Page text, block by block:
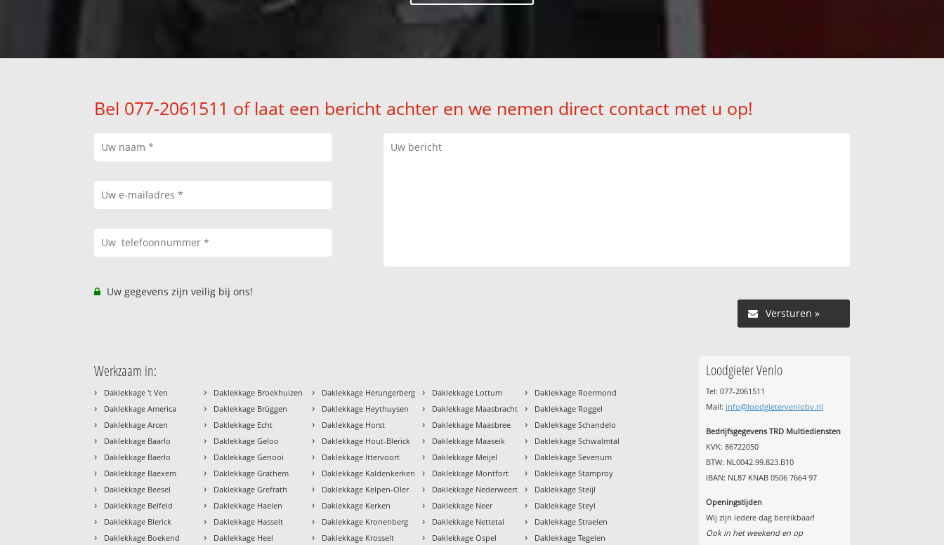
Bel 077-2061511 of laat een bericht achter en we nemen direct contact met u op!
Uw gegevens zijn veilig bij ons!
Versturen »
Werkzaam in:
› Daklekkage 't Ven
› Daklekkage America
› Daklekkage Arcen
› Daklekkage Baarlo
› Daklekkage Baerlo
› Daklekkage Baexem
› Daklekkage Beesel
› Daklekkage Belfeld
› Daklekkage Blerick
› Daklekkage Boekend
› Daklekkage Broekhuizen
› Daklekkage Brüggen
› Daklekkage Echt
› Daklekkage Geloo
› Daklekkage Genooi
› Daklekkage Grathem
› Daklekkage Grefrath
› Daklekkage Haelen
› Daklekkage Hasselt
› Daklekkage Heel
› Daklekkage Herungerberg
› Daklekkage Heythuysen
› Daklekkage Horst
› Daklekkage Hout-Blerick
› Daklekkage Ittervoort
› Daklekkage Kaldenkerken
› Daklekkage Kelpen-Oler
› Daklekkage Kerken
› Daklekkage Kronenberg
› Daklekkage Krosselt
› Daklekkage Lottum
› Daklekkage Maasbracht
› Daklekkage Maasbree
› Daklekkage Maaseik
› Daklekkage Meijel
› Daklekkage Montfort
› Daklekkage Nederweert
› Daklekkage Neer
› Daklekkage Nettetal
› Daklekkage Ospel
› Daklekkage Roermond
› Daklekkage Roggel
› Daklekkage Schandelo
› Daklekkage Schwalmtal
› Daklekkage Sevenum
› Daklekkage Stamproy
› Daklekkage Steijl
› Daklekkage Steyl
› Daklekkage Straelen
› Daklekkage Tegelen
Loodgieter Venlo
Tel: 077-2061511
Mail: info@loodgietervenlobv.nl
Bedrijfsgegevens TRD Multiediensten
KVK: 86722050
BTW: NL0042.99.823.B10
IBAN: NL87 KNAB 0506 7664 97
Openingstijden
Wij zijn iedere dag bereikbaar!
Ook in het weekend en op